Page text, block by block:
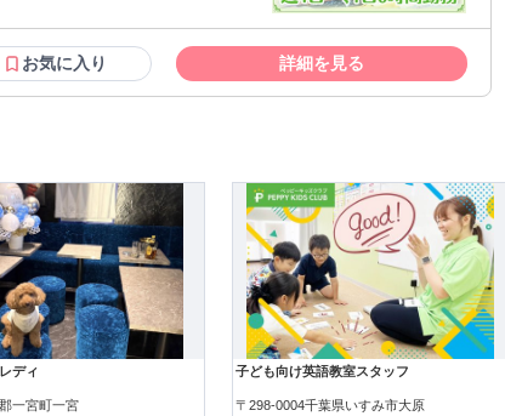
「コーディネイトを組むのが好
ではお客様の視線があるため、未
お気に入り 詳細を見る
ディ
一宮町一宮
子ども向け英語教室スタッフ
〒298-0004千葉県いすみ市大原